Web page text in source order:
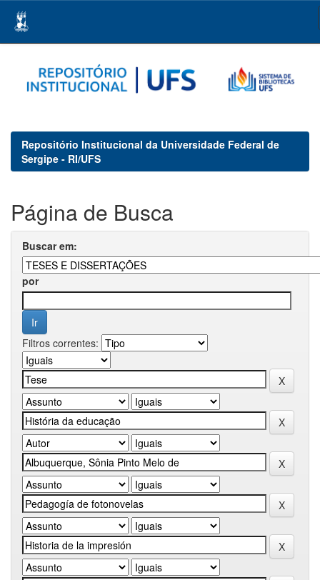
navigation
Repositório Institucional da Universidade Federal de
Sergipe - RI/UFS
Página de Busca
Buscar em:
por
Filtros correntes: